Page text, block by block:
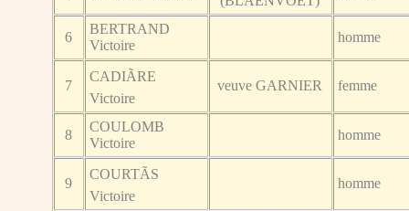
6
BERTRAND
Victoire
homme
7
CADIÃRE
Victoire
veuve GARNIER femme
8
COULOMB
Victoire
homme
9
COURTÃS
Victoire
homme